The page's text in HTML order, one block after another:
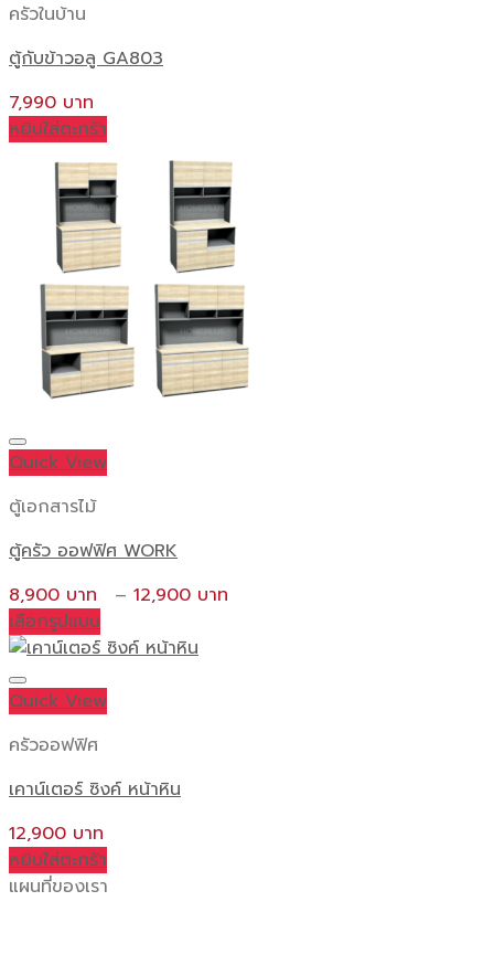
ครัวในบ้าน
ตู้กับข้าวอลู GA803
7,990
หยิบใส่ตะกร้า
Quick View
ตู้เอกสารไม้
ตู้ครัว ออฟฟิศ WORK
8,900
– 12,900
เลือกรูปแบบ
This
product
has
variants.
The
options
may
be
chosen
Quick View
ครัวออฟฟิศ
เคาน์เตอร์ ซิงค์ หน้าหิน
12,900
หยิบใส่ตะกร้า
แผนที่ของเรา